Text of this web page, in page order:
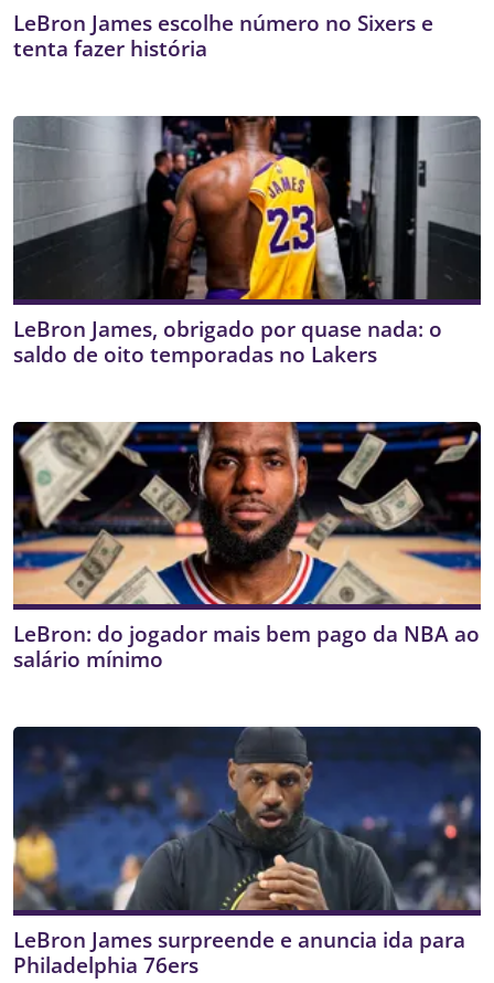
LeBron James escolhe número no Sixers e
tenta fazer história
LeBron James, obrigado por quase nada: o
saldo de oito temporadas no Lakers
LeBron: do jogador mais bem pago da NBA ao
salário mínimo
LeBron James surpreende e anuncia ida para
Philadelphia 76ers